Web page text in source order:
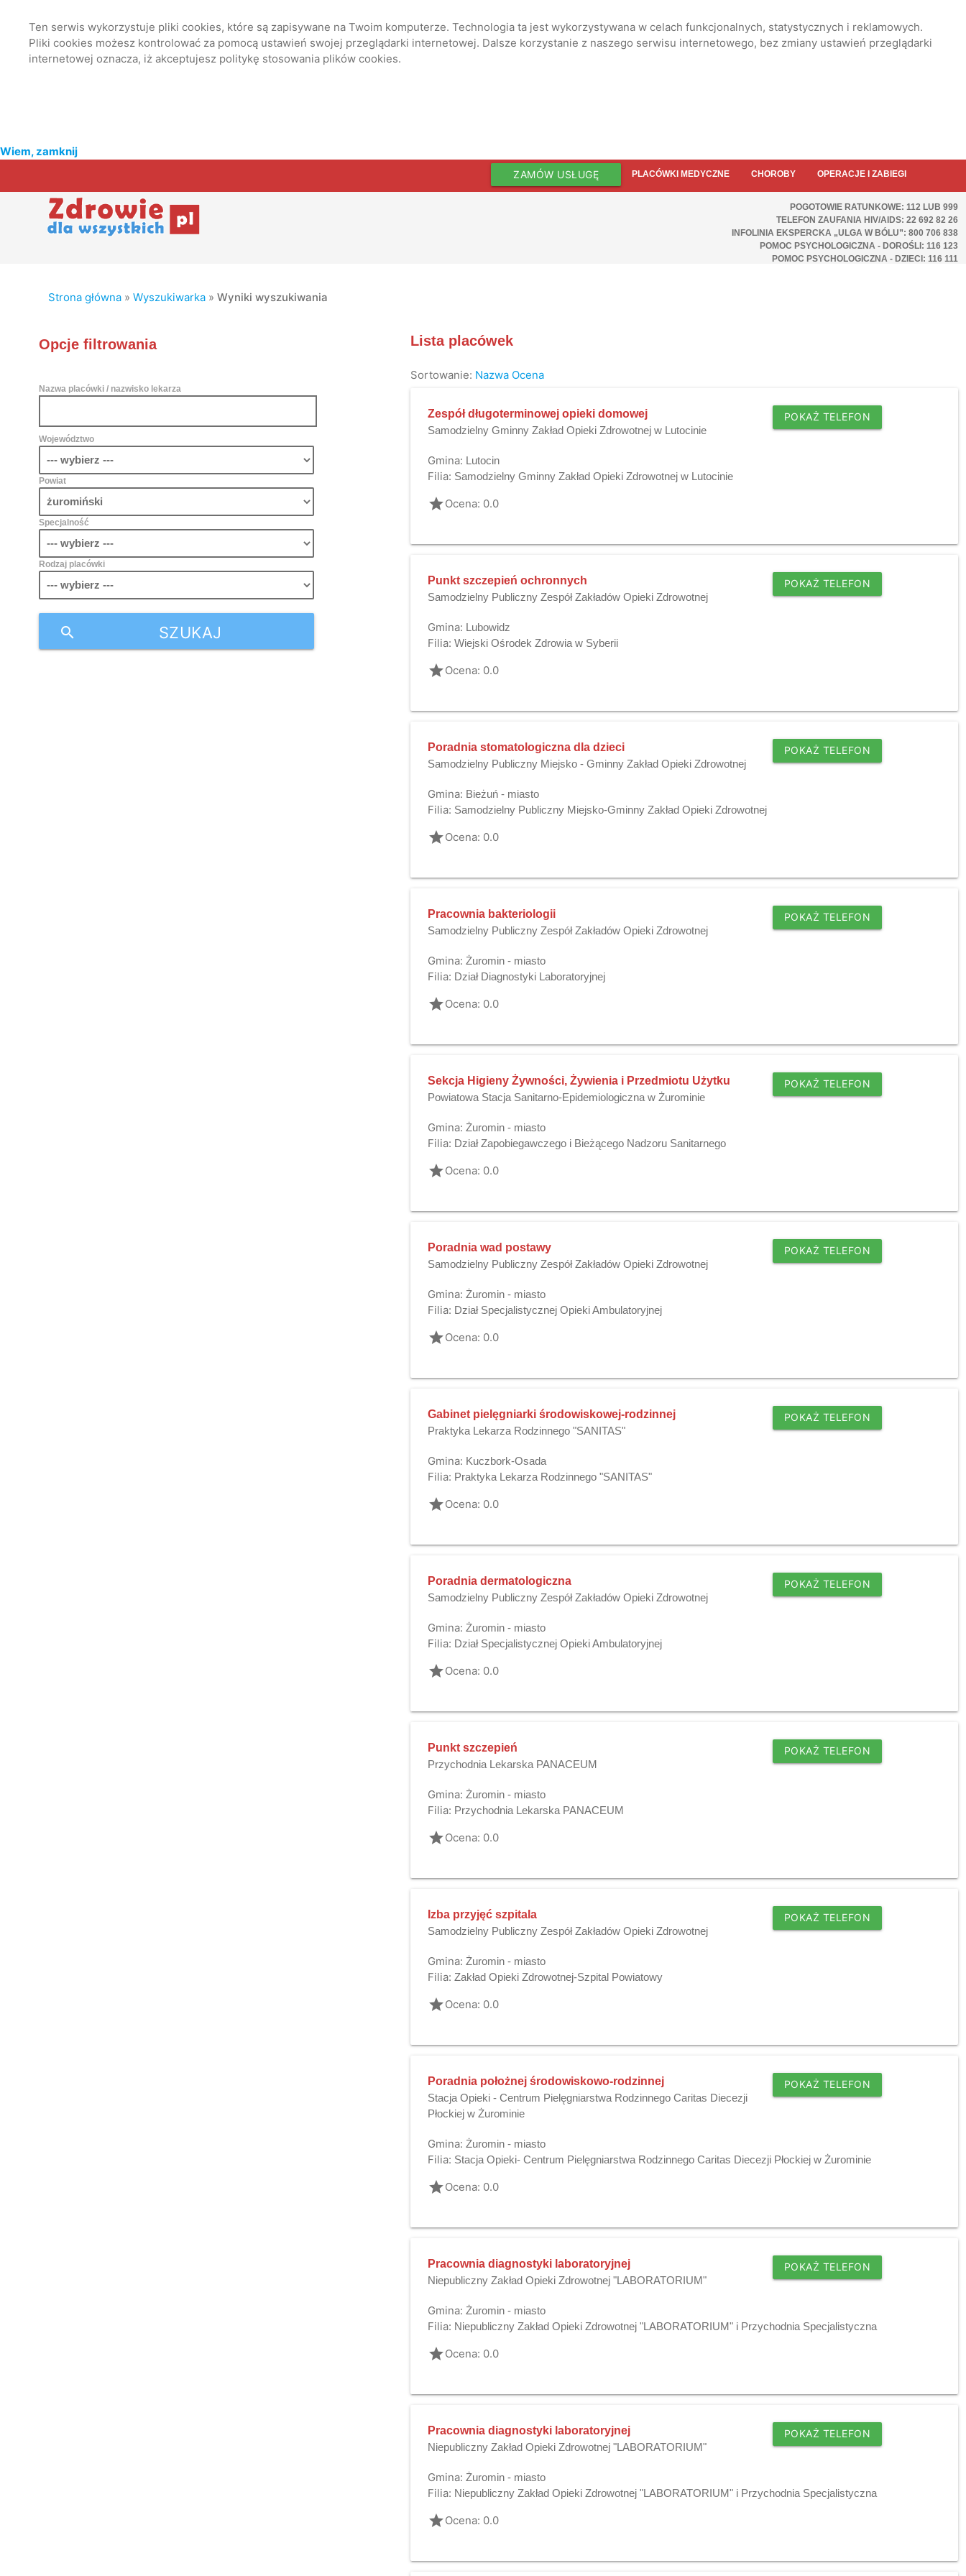
Ten serwis wykorzystuje pliki cookies, które są zapisywane na Twoim komputerze. Technologia ta jest wykorzystywana w celach funkcjonalnych, statystycznych i reklamowych.
Pliki cookies możesz kontrolować za pomocą ustawień swojej przeglądarki internetowej. Dalsze korzystanie z naszego serwisu internetowego, bez zmiany ustawień przeglądarki
internetowej oznacza, iż akceptujesz politykę stosowania plików cookies.
Wiem, zamknij
ZAMÓW USŁUGĘ PLACÓWKI MEDYCZNE CHOROBY OPERACJE I ZABIEGI
POGOTOWIE RATUNKOWE: 112 LUB 999
TELEFON ZAUFANIA HIV/AIDS: 22 692 82 26
INFOLINIA EKSPERCKA „ULGA W BÓLU”: 800 706 838
POMOC PSYCHOLOGICZNA - DOROŚLI: 116 123
POMOC PSYCHOLOGICZNA - DZIECI: 116 111
Strona główna »Wyszukiwarka »Wyniki wyszukiwania
Opcje filtrowania
Nazwa placówki / nazwisko lekarza
Województwo
Powiat
Specjalność
Rodzaj placówki
SZUKAJ
search
Lista placówek
Sortowanie: Nazwa Ocena
Zespół długoterminowej opieki domowej
Samodzielny Gminny Zakład Opieki Zdrowotnej w Lutocinie
POKAŻ TELEFON
Gmina: Lutocin
Filia: Samodzielny Gminny Zakład Opieki Zdrowotnej w Lutocinie
gradeOcena: 0.0
Punkt szczepień ochronnych
Samodzielny Publiczny Zespół Zakładów Opieki Zdrowotnej
POKAŻ TELEFON
Gmina: Lubowidz
Filia: Wiejski Ośrodek Zdrowia w Syberii
gradeOcena: 0.0
Poradnia stomatologiczna dla dzieci
Samodzielny Publiczny Miejsko - Gminny Zakład Opieki Zdrowotnej
POKAŻ TELEFON
Gmina: Bieżuń - miasto
Filia: Samodzielny Publiczny Miejsko-Gminny Zakład Opieki Zdrowotnej
gradeOcena: 0.0
Pracownia bakteriologii
Samodzielny Publiczny Zespół Zakładów Opieki Zdrowotnej
POKAŻ TELEFON
Gmina: Żuromin - miasto
Filia: Dział Diagnostyki Laboratoryjnej
gradeOcena: 0.0
Sekcja Higieny Żywności, Żywienia i Przedmiotu Użytku
Powiatowa Stacja Sanitarno-Epidemiologiczna w Żurominie
POKAŻ TELEFON
Gmina: Żuromin - miasto
Filia: Dział Zapobiegawczego i Bieżącego Nadzoru Sanitarnego
gradeOcena: 0.0
Poradnia wad postawy
Samodzielny Publiczny Zespół Zakładów Opieki Zdrowotnej
POKAŻ TELEFON
Gmina: Żuromin - miasto
Filia: Dział Specjalistycznej Opieki Ambulatoryjnej
gradeOcena: 0.0
Gabinet pielęgniarki środowiskowej-rodzinnej
Praktyka Lekarza Rodzinnego "SANITAS"
POKAŻ TELEFON
Gmina: Kuczbork-Osada
Filia: Praktyka Lekarza Rodzinnego "SANITAS"
gradeOcena: 0.0
Poradnia dermatologiczna
Samodzielny Publiczny Zespół Zakładów Opieki Zdrowotnej
POKAŻ TELEFON
Gmina: Żuromin - miasto
Filia: Dział Specjalistycznej Opieki Ambulatoryjnej
gradeOcena: 0.0
Punkt szczepień
Przychodnia Lekarska PANACEUM
POKAŻ TELEFON
Gmina: Żuromin - miasto
Filia: Przychodnia Lekarska PANACEUM
gradeOcena: 0.0
Izba przyjęć szpitala
Samodzielny Publiczny Zespół Zakładów Opieki Zdrowotnej
POKAŻ TELEFON
Gmina: Żuromin - miasto
Filia: Zakład Opieki Zdrowotnej-Szpital Powiatowy
gradeOcena: 0.0
Poradnia położnej środowiskowo-rodzinnej
Stacja Opieki - Centrum Pielęgniarstwa Rodzinnego Caritas Diecezji
Płockiej w Żurominie
POKAŻ TELEFON
Gmina: Żuromin - miasto
Filia: Stacja Opieki- Centrum Pielęgniarstwa Rodzinnego Caritas Diecezji Płockiej w Żurominie
gradeOcena: 0.0
Pracownia diagnostyki laboratoryjnej
Niepubliczny Zakład Opieki Zdrowotnej "LABORATORIUM"
POKAŻ TELEFON
Gmina: Żuromin - miasto
Filia: Niepubliczny Zakład Opieki Zdrowotnej "LABORATORIUM" i Przychodnia Specjalistyczna
gradeOcena: 0.0
Pracownia diagnostyki laboratoryjnej
Niepubliczny Zakład Opieki Zdrowotnej "LABORATORIUM"
POKAŻ TELEFON
Gmina: Żuromin - miasto
Filia: Niepubliczny Zakład Opieki Zdrowotnej "LABORATORIUM" i Przychodnia Specjalistyczna
gradeOcena: 0.0